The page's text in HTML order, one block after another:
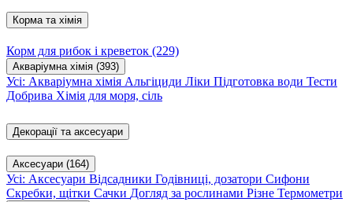
Корма та хімія
Корм для рибок і креветок (229)
Акваріумна хімія (393)
Усі: Акваріумна хімія Альгіциди Ліки Підготовка води Тести
Добрива Хімія для моря, сіль
Декорації та аксесуари
Аксесуари (164)
Усі: Аксесуари Відсадники Годівниці, дозатори Сифони
Скребки, щітки Сачки Догляд за рослинами Різне Термометри